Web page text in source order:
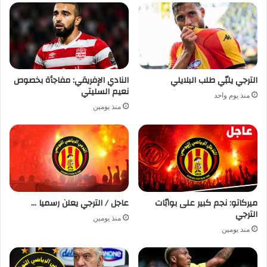
الترجي يلبّي طلب البلايلي
منذ يوم واحد
النادي الإفريقي: مفاجأة بخصوص
نعيم السليتي
منذ يومين
ميركاتو: نجم كبير على بوابّات
الترجي
منذ يومين
عاجل / الترجي يعلن رسميا …
منذ يومين